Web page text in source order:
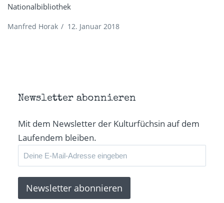
Nationalbibliothek
Manfred Horak / 12. Januar 2018
Newsletter abonnieren
Mit dem Newsletter der Kulturfüchsin auf dem
Laufendem bleiben.